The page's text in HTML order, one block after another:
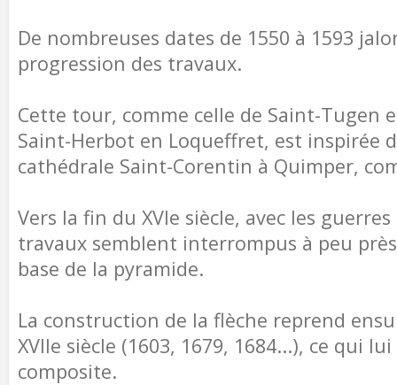
De nombreuses dates de 1550 à 1593
progression des travaux.
Cette tour, comme celle de Saint-Tugen
Saint-Herbot en Loqueffret, est inspirée
cathédrale Saint-Corentin à Quimper,
Vers la fin du XVIe siècle, avec les
travaux semblent interrompus à peu
base de la pyramide.
La construction de la flèche reprend
XVIIe siècle (1603, 1679, 1684...), ce qui
composite.